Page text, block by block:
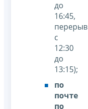
до
16:45,
перерыв
с
12:30
до
13:15);
по
почте
по